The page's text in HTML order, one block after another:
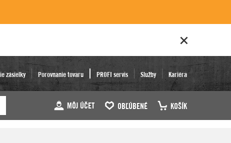
zásielky Porovnanie tovaru PROFI servis Služby Kariéra
MÔJ ÚČET OBĽÚBENÉ KOŠÍK